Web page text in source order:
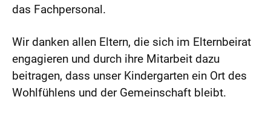
das Fachpersonal.
Wir danken allen Eltern, die sich im Elternbeirat
engagieren und durch ihre Mitarbeit dazu
beitragen, dass unser Kindergarten ein Ort des
Wohlfühlens und der Gemeinschaft bleibt.